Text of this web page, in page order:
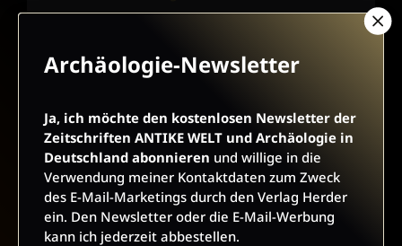
AGB UND WIDERRUFSBELEHRUNG DATENSCHUTZ
BARRIEREFREIHEIT IMPRESSUM
Archäologie-Newsletter
Ja, ich möchte den kostenlosen Newsletter der
Zeitschriften ANTIKE WELT und Archäologie in
Deutschland abonnieren und willige in die
Verwendung meiner Kontaktdaten zum Zweck
des E-Mail-Marketings durch den Verlag Herder
ein. Den Newsletter oder die E-Mail-Werbung
kann ich jederzeit abbestellen.